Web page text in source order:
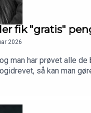
fik "gratis"
2026
man har prøvet alle
så kan man
for ptsd ramte, som